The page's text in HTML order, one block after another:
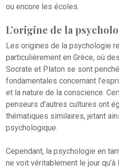
ou encore les écoles.
L’origine de la
Les origines de la psychologie
particulièrement en Grèce, où
Socrate et Platon se sont
fondamentales concernant
et la nature de la conscience.
penseurs d’autres cultures ont
thématiques similaires, jetant
psychologique.
Cependant, la psychologie en
ne voit véritablement le jour